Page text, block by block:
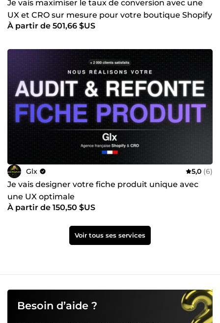
Je vais maximiser le taux de conversion avec une
UX et CRO sur mesure pour votre boutique Shopify
À partir de 501,66 $US
Glx 5,0 (6)
Je vais designer votre fiche produit unique avec
une UX optimale
À partir de 150,50 $US
Voir tous ses services
Besoin d’aide ?